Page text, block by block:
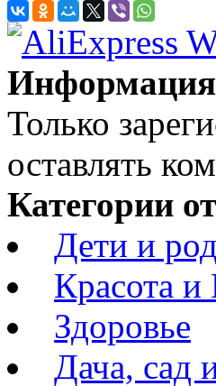
Информация
Только
оставлять
Категории
Дети и
Красота и
Здоровье
Дача, сад